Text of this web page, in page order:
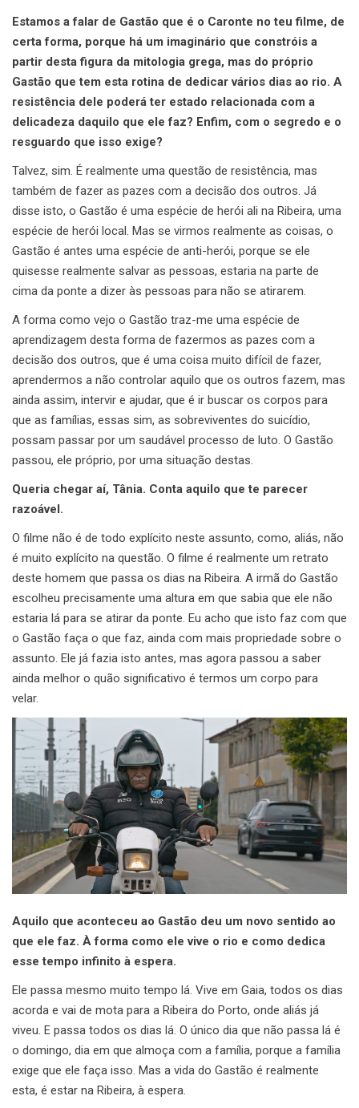
Estamos a falar de Gastão que é o Caronte no teu filme, de
certa forma, porque há um imaginário que constróis a
partir desta figura da mitologia grega, mas do próprio
Gastão que tem esta rotina de dedicar vários dias ao rio. A
resistência dele poderá ter estado relacionada com a
delicadeza daquilo que ele faz? Enfim, com o segredo e o
resguardo que isso exige?
Talvez, sim. É realmente uma questão de resistência, mas
também de fazer as pazes com a decisão dos outros. Já
disse isto, o Gastão é uma espécie de herói ali na Ribeira, uma
espécie de herói local. Mas se virmos realmente as coisas, o
Gastão é antes uma espécie de anti-herói, porque se ele
quisesse realmente salvar as pessoas, estaria na parte de
cima da ponte a dizer às pessoas para não se atirarem.
A forma como vejo o Gastão traz-me uma espécie de
aprendizagem desta forma de fazermos as pazes com a
decisão dos outros, que é uma coisa muito difícil de fazer,
aprendermos a não controlar aquilo que os outros fazem, mas
ainda assim, intervir e ajudar, que é ir buscar os corpos para
que as famílias, essas sim, as sobreviventes do suicídio,
possam passar por um saudável processo de luto. O Gastão
passou, ele próprio, por uma situação destas.
Queria chegar aí, Tânia. Conta aquilo que te parecer
razoável.
O filme não é de todo explícito neste assunto, como, aliás, não
é muito explícito na questão. O filme é realmente um retrato
deste homem que passa os dias na Ribeira. A irmã do Gastão
escolheu precisamente uma altura em que sabia que ele não
estaria lá para se atirar da ponte. Eu acho que isto faz com que
o Gastão faça o que faz, ainda com mais propriedade sobre o
assunto. Ele já fazia isto antes, mas agora passou a saber
ainda melhor o quão significativo é termos um corpo para
velar.
Aquilo que aconteceu ao Gastão deu um novo sentido ao
que ele faz. À forma como ele vive o rio e como dedica
esse tempo infinito à espera.
Ele passa mesmo muito tempo lá. Vive em Gaia, todos os dias
acorda e vai de mota para a Ribeira do Porto, onde aliás já
viveu. E passa todos os dias lá. O único dia que não passa lá é
o domingo, dia em que almoça com a família, porque a família
exige que ele faça isso. Mas a vida do Gastão é realmente
esta, é estar na Ribeira, à espera.